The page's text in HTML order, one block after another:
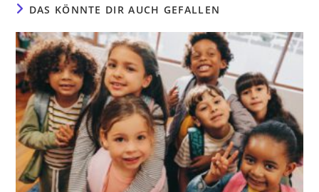
DAS KÖNNTE DIR AUCH GEFALLEN